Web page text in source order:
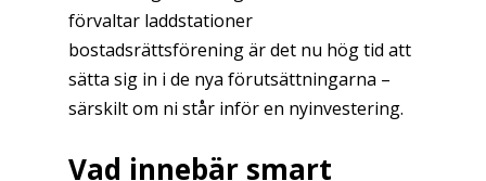
förvaltar laddstationer
bostadsrättsförening är det nu hög tid att
sätta sig in i de nya förutsättningarna –
särskilt om ni står inför en nyinvestering.
Vad innebär smart